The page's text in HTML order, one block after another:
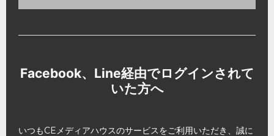
Facebook、Line経由でログインされて
いた方へ
いつもCEメディアハウスのサービスをご利用いただき、誠に